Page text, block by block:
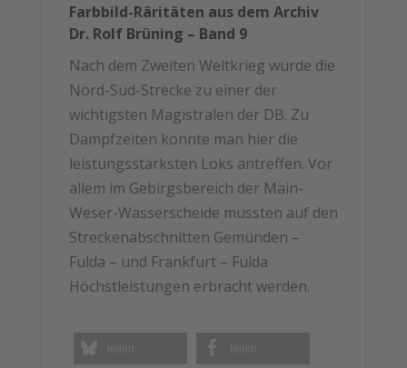
Fulda
Menge
Farbbild-Räritäten aus dem Archiv
Dr. Rolf Brüning – Band 9
Nach dem Zweiten Weltkrieg wurde die
Nord-Süd-Strecke zu einer der
wichtigsten Magistralen der DB. Zu
Dampfzeiten konnte man hier die
leistungsstärksten Loks antreffen. Vor
allem im Gebirgsbereich der Main-
Weser-Wasserscheide mussten auf den
Streckenabschnitten Gemünden –
Fulda – und Frankfurt – Fulda
Höchstleistungen erbracht werden.
teilen teilen